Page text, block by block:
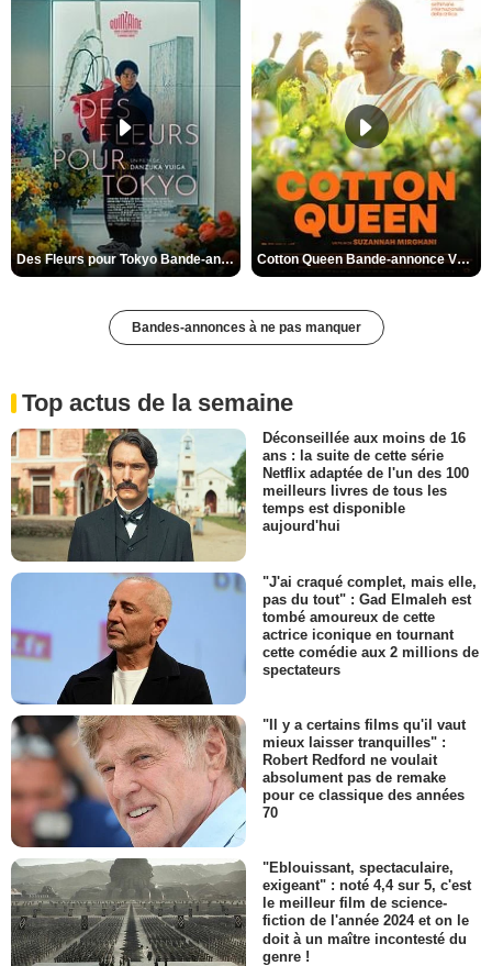
Des Fleurs pour Tokyo Bande-annonce VO STFR Cotton Queen Bande-annonce VO STFR
Bandes-annonces à ne pas manquer
Top actus de la semaine
Déconseillée aux moins de 16
ans : la suite de cette série
Netflix adaptée de l'un des 100
meilleurs livres de tous les
temps est disponible
aujourd'hui
"J'ai craqué complet, mais elle,
pas du tout" : Gad Elmaleh est
tombé amoureux de cette
actrice iconique en tournant
cette comédie aux 2 millions de
spectateurs
"Il y a certains films qu'il vaut
mieux laisser tranquilles" :
Robert Redford ne voulait
absolument pas de remake
pour ce classique des années
70
"Eblouissant, spectaculaire,
exigeant" : noté 4,4 sur 5, c'est
le meilleur film de science-
fiction de l'année 2024 et on le
doit à un maître incontesté du
genre !